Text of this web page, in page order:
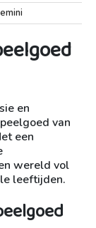
en
van
een
wereld vol
leeftijden.